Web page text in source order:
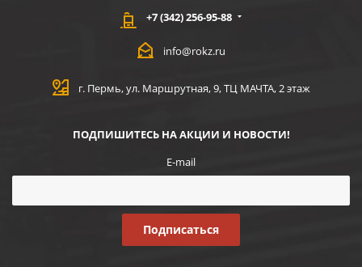
+7 (342) 256-95-88
info@rokz.ru
г. Пермь, ул. Маршрутная, 9, ТЦ МАЧТА, 2 этаж
ПОДПИШИТЕСЬ НА АКЦИИ И НОВОСТИ!
E-mail